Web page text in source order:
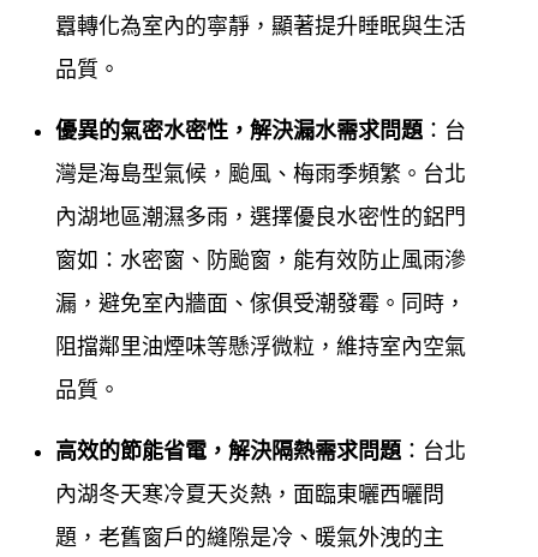
窗產品與鋁門窗服務，在台北內湖地區專營各式門窗
工程40年，來除了長期配合設計師，擁有豐富的新安
裝、設計、規劃鋁門窗實務經驗外，更將門窗服務，
深入一般社區家庭，在台北內湖廣受各區客戶肯定。
鋁門窗工程宅急便對於鋁門窗產品製定的品質要求嚴
格，對於鋁門窗施工前的溝通及施工受的售後服務，
囂轉化為室內的寧靜，顯著提升睡眠與生活
品質。
優異的氣密水密性，解決漏水需求問題 ：台
灣是海島型氣候，颱風、梅雨季頻繁。台北
內湖地區潮濕多雨，選擇優良水密性的鋁門
窗如：水密窗、防颱窗，能有效防止風雨滲
漏，避免室內牆面、傢俱受潮發霉。同時，
阻擋鄰里油煙味等懸浮微粒，維持室內空氣
品質。
高效的節能省電，解決隔熱需求問題 ：台北
內湖冬天寒冷夏天炎熱，面臨東曬西曬問
題，老舊窗戶的縫隙是冷、暖氣外洩的主